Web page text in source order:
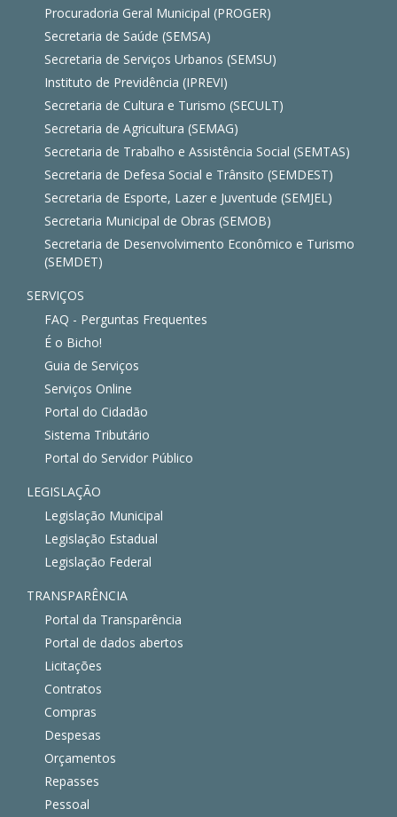
Procuradoria Geral Municipal (PROGER)
Secretaria de Saúde (SEMSA)
Secretaria de Serviços Urbanos (SEMSU)
Instituto de Previdência (IPREVI)
Secretaria de Cultura e Turismo (SECULT)
Secretaria de Agricultura (SEMAG)
Secretaria de Trabalho e Assistência Social (SEMTAS)
Secretaria de Defesa Social e Trânsito (SEMDEST)
Secretaria de Esporte, Lazer e Juventude (SEMJEL)
Secretaria Municipal de Obras (SEMOB)
Secretaria de Desenvolvimento Econômico e Turismo
(SEMDET)
SERVIÇOS
FAQ - Perguntas Frequentes
É o Bicho!
Guia de Serviços
Serviços Online
Portal do Cidadão
Sistema Tributário
Portal do Servidor Público
LEGISLAÇÃO
Legislação Municipal
Legislação Estadual
Legislação Federal
TRANSPARÊNCIA
Portal da Transparência
Portal de dados abertos
Licitações
Contratos
Compras
Despesas
Orçamentos
Repasses
Pessoal